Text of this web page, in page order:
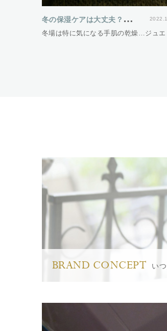
冬
の保湿ケアは大丈夫？スタッフの保湿愛用アイテムをご紹介♪
冬場は特に気になる手肌の乾燥…ジュ
BRAND CONCEPT い